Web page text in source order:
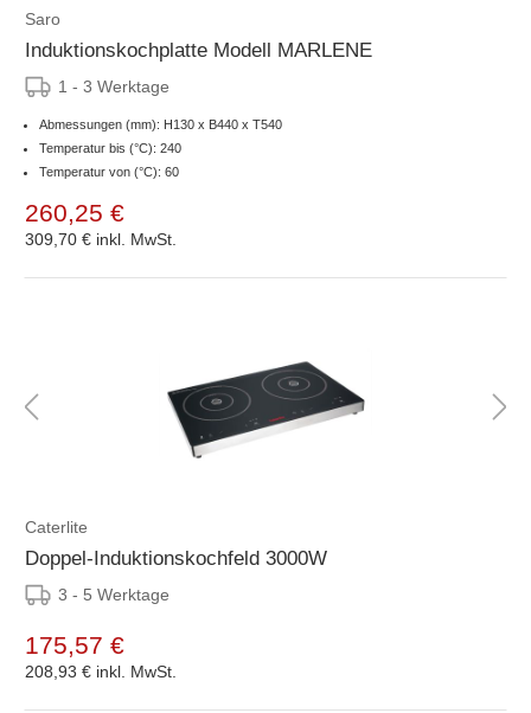
Saro
Induktionskochplatte Modell MARLENE
1 - 3 Werktage
Abmessungen (mm): H130 x B440 x T540
Temperatur bis (°C): 240
Temperatur von (°C): 60
260,25 €
309,70 € inkl. MwSt.
Caterlite
Doppel-Induktionskochfeld 3000W
3 - 5 Werktage
175,57 €
208,93 € inkl. MwSt.